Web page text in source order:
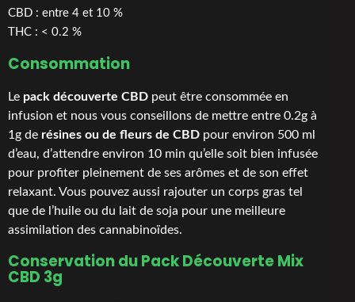
CBD : entre 4 et 10 %
THC : < 0.2 %
Consommation
Le pack découverte CBD peut être consommée en
infusion et nous vous conseillons de mettre entre 0.2g à
1g de résines ou de fleurs de CBD pour environ 500 ml
d’eau, d’attendre environ 10 min qu’elle soit bien infusée
pour profiter pleinement de ses arômes et de son effet
relaxant. Vous pouvez aussi rajouter un corps gras tel
que de l’huile ou du lait de soja pour une meilleure
assimilation des cannabinoïdes.
Conservation duPack Découverte Mix
CBD 3g